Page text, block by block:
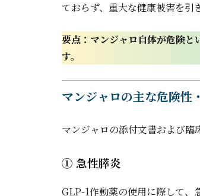
ておらず、重大な健康被害を引
要点：マンジャロ自体が危険と
す。
マンジャロの主な危険性
マンジャロの添付文書および臨
① 急性膵炎
GLP-1作動薬の使用に際して、